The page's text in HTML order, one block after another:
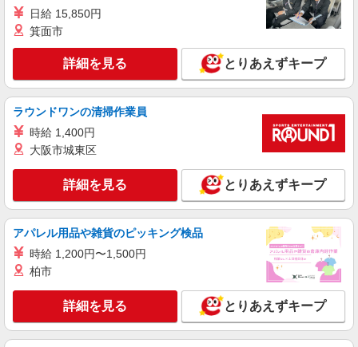
時給1400円〜1600円（経験・能力による） ※
残業代支給 ★交通費別途支給（規定あり） ゜
万円支給(規定有) お友達を紹介頂くと, インセンテ
ィブ支給(規定有) ★月2回払い・週払い可能（規程
有）★ ゜・。○。・゜+゜・。○。・゜+゜
キープ 詳細を見る
紹介予定派遣
株式会社シエロ
時給1500円〜 ※残業代支給 ★交通費別途支給
（規定あり） ゜+゜・。○。・゜+゜・。○。・゜
+゜ 入社祝い金10万円支給(規定有) お友達を紹介
頂くと, インセンティブ支給(規定有) ★月2回払
い・週払い可能（規程有）★ ゜・。○。・゜
+゜・。○。・゜+゜
静岡県焼津市のsoftbankショップ
キープ 詳細を見る
派遣社員
株式会社シエロ
【softbank】人気機種に詳しくなれる携帯販
売
日給 15,850円
箕面市
詳細を見る とりあえずキープ
ラウンドワンの清掃作業員
時給 1,400円
大阪市城東区
詳細を見る とりあえずキープ
アパレル用品や雑貨のピッキング検品
時給 1,200円〜1,500円
柏市
詳細を見る とりあえずキープ